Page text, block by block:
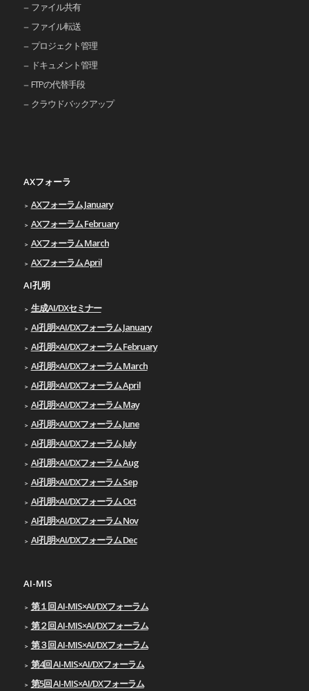
ファイル共有
ファイル転送
プロジェクト管理
ドキュメント管理
FTPの代替手段
クラウドバックアップ
AXフォーラ
AXフォーラム January
AXフォーラム February
AXフォーラム March
AXフォーラム April
AI孔明
生成AI/DXセミナー
AI孔明×AI/DXフォーラム January
AI孔明×AI/DXフォーラム February
AI孔明×AI/DXフォーラム March
AI孔明×AI/DXフォーラム April
AI孔明×AI/DXフォーラム May
AI孔明×AI/DXフォーラム June
AI孔明×AI/DXフォーラム July
AI孔明×AI/DXフォーラム Aug
AI孔明×AI/DXフォーラム Sep
AI孔明×AI/DXフォーラム Oct
AI孔明×AI/DXフォーラム Nov
AI孔明×AI/DXフォーラム Dec
AI-MIS
第１回 AI-MIS×AI/DXフォーラム
第２回 AI-MIS×AI/DXフォーラム
第３回 AI-MIS×AI/DXフォーラム
第4回 AI-MIS×AI/DXフォーラム
第5回 AI-MIS×AI/DXフォーラム